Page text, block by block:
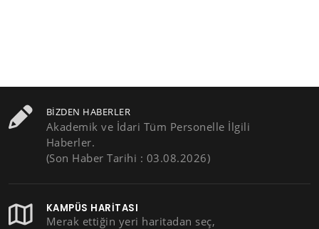
BIZDEN HABERLER
Akademik ve İdari Tüm Personelle İlgili
Haberler.
(Son Haber Tarihi : 03.08.2026)
KAMPÜS HARITASI
Merak ettiğin yeri haritadan seç,